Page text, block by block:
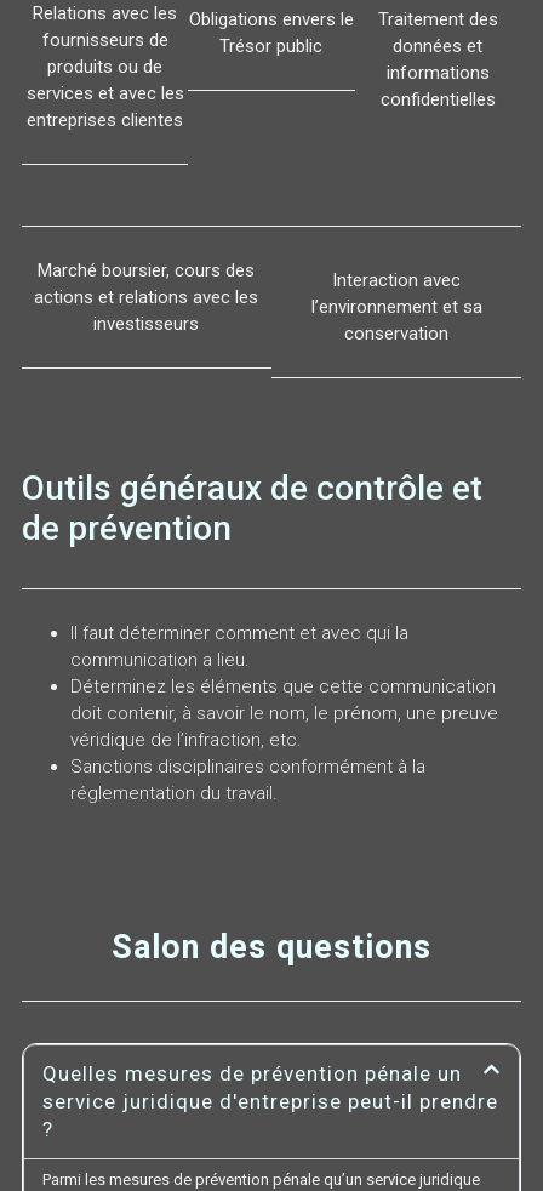
Relations avec les
fournisseurs de
produits ou de
services et avec les
entreprises clientes
Obligations envers le
Trésor public
Traitement des
données et
informations
confidentielles
Marché boursier, cours des
actions et relations avec les
investisseurs
Interaction avec
l’environnement et sa
conservation
Outils généraux de contrôle et
de prévention
Il faut déterminer comment et avec qui la
communication a lieu.
Déterminez les éléments que cette communication
doit contenir, à savoir le nom, le prénom, une preuve
véridique de l’infraction, etc.
Sanctions disciplinaires conformément à la
réglementation du travail.
Salon des questions
Quelles mesures de prévention pénale un
service juridique d'entreprise peut-il prendre
?
Parmi les mesures de prévention pénale qu’un service juridique